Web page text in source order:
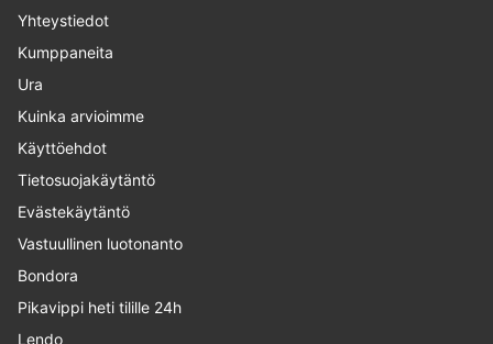
Yhteystiedot
Kumppaneita
Ura
Kuinka arvioimme
Käyttöehdot
Tietosuojakäytäntö
Evästekäytäntö
Vastuullinen luotonanto
Bondora
Pikavippi heti tilille 24h
Lendo